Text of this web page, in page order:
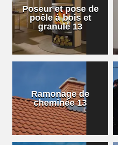
Poseur et pose de
poêle à bois et
granulé 13
Ramonage de
cheminée 13